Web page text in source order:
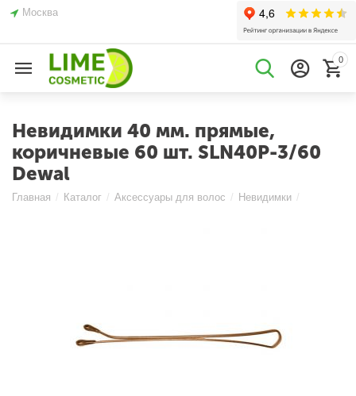
Москва
0
Невидимки 40 мм. прямые,
коричневые 60 шт. SLN40P-3/60
Dewal
Главная / Каталог / Аксессуары для волос / Невидимки /